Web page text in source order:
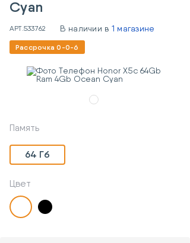
Cyan
АРТ.533762 В наличии в 1 магазине
Рассрочка 0-0-6
Память
64 Гб
Цвет